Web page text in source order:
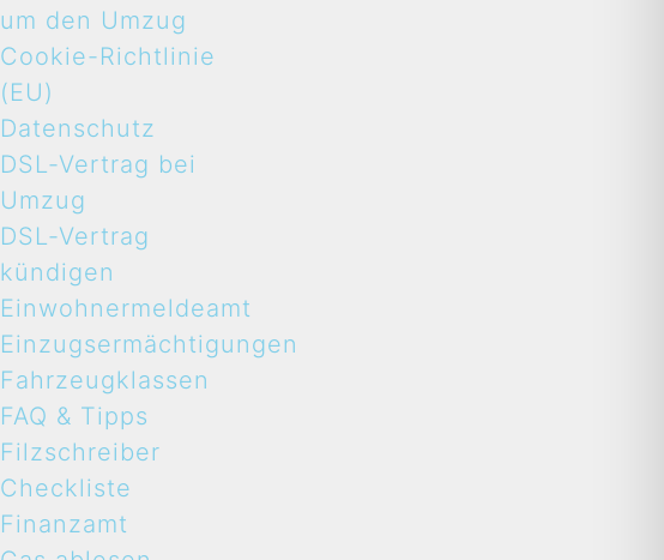
um den Umzug
Cookie-Richtlinie
(EU)
Datenschutz
DSL-Vertrag bei
Umzug
DSL-Vertrag
kündigen
Einwohnermeldeamt
Einzugsermächtigungen
Fahrzeugklassen
FAQ & Tipps
Filzschreiber
Checkliste
Finanzamt